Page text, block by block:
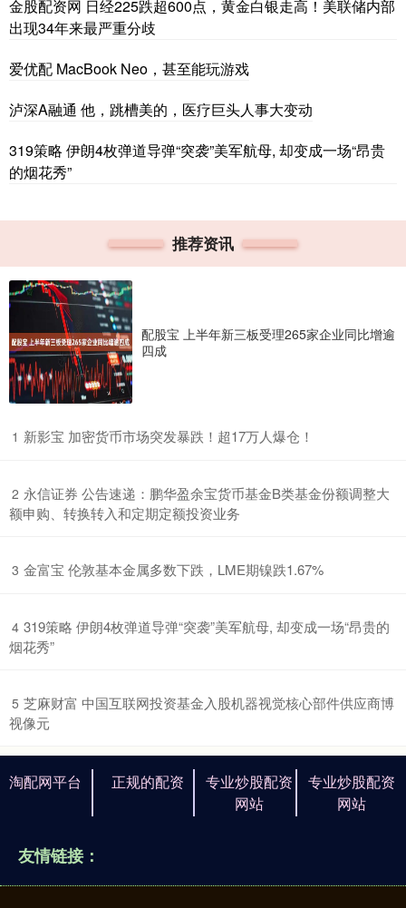
金股配资网 日经225跌超600点，黄金白银走高！美联储内部
出现34年来最严重分歧
爱优配 MacBook Neo，甚至能玩游戏
泸深A融通 他，跳槽美的，医疗巨头人事大变动
319策略 伊朗4枚弹道导弹“突袭”美军航母, 却变成一场“昂贵
的烟花秀”
推荐资讯
配股宝 上半年新三板受理265家企业同比增逾
四成
1 ​新影宝 加密货币市场突发暴跌！超17万人爆仓！
2 ​永信证券 公告速递：鹏华盈余宝货币基金B类基金份额调整大
额申购、转换转入和定期定额投资业务
3 ​金富宝 伦敦基本金属多数下跌，LME期镍跌1.67%
4 ​319策略 伊朗4枚弹道导弹“突袭”美军航母, 却变成一场“昂贵的
烟花秀”
5 ​芝麻财富 中国互联网投资基金入股机器视觉核心部件供应商博
视像元
淘配网平台 正规的配资
专业炒股配资
网站
专业炒股配资
网站
友情链接：